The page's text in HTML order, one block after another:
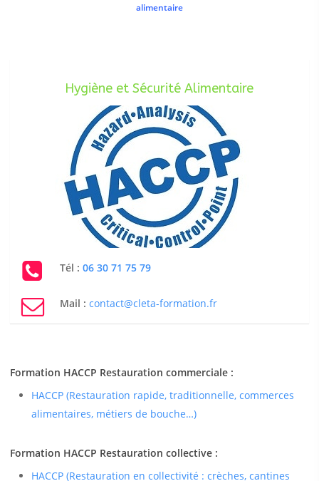
alimentaire
Hygiène et Sécurité Alimentaire
Tél : 06 30 71 75 79
Mail : contact@cleta-formation.fr
Formation HACCP Restauration commerciale :
HACCP (Restauration rapide, traditionnelle, commerces
alimentaires, métiers de bouche…)
Formation HACCP Restauration collective :
HACCP (Restauration en collectivité : crèches, cantines